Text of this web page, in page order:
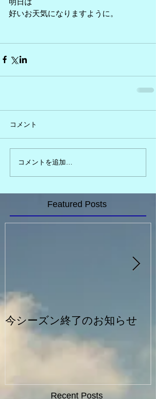
好いお天気になりますように。
コメント
コメントを追加…
Featured Posts
今シーズン終了のお知らせ
Recent Posts